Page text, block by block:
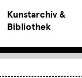
Kunstarchiv &
Bibliothek